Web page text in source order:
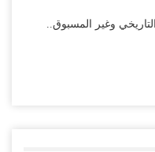
وغير المسبوق..